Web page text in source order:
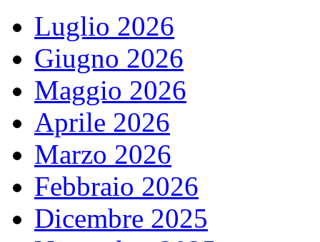
Luglio 2026
Giugno 2026
Maggio 2026
Aprile 2026
Marzo 2026
Febbraio 2026
Dicembre 2025